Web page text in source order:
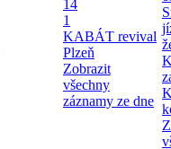
14
1
KABÁT revival
Plzeň
Zobrazit
všechny
záznamy ze dne